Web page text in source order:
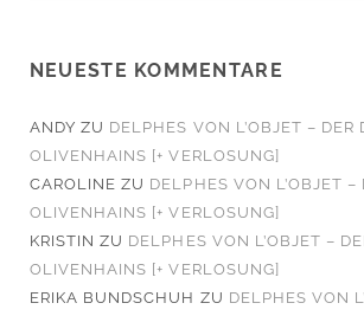
NEUESTE KOMMENTARE
ANDY ZU DELPHES VON L’OBJET – DER
OLIVENHAINS [+ VERLOSUNG]
CAROLINE ZU DELPHES VON L’OBJET –
OLIVENHAINS [+ VERLOSUNG]
KRISTIN ZU DELPHES VON L’OBJET –
OLIVENHAINS [+ VERLOSUNG]
ERIKA BUNDSCHUH ZU DELPHES VON